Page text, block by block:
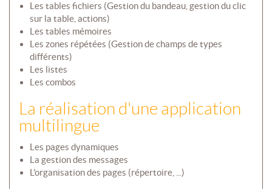
Les tables fichiers (Gestion du bandeau, gestion du clic
sur la table, actions)
Les tables mémoires
Les zones répétées (Gestion de champs de types
différents)
Les listes
Les combos
La réalisation d'une application
multilingue
Les pages dynamiques
La gestion des messages
L'organisation des pages (répertoire, ...)